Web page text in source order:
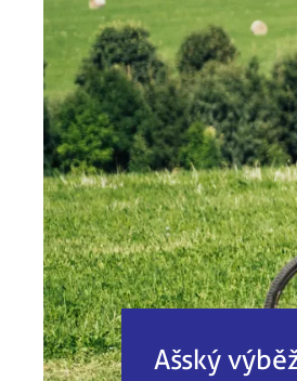
Ašský